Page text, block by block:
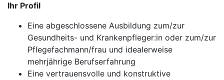
Ihr Profil
Eine abgeschlossene Ausbildung zum/zur
Gesundheits- und Krankenpfleger:in oder zum/zur
Pflegefachmann/frau und idealerweise
mehrjährige Berufserfahrung
Eine vertrauensvolle und konstruktive